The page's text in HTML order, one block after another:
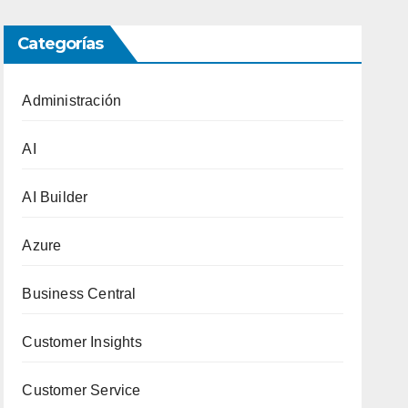
Categorías
Administración
AI
AI Builder
Azure
Business Central
Customer Insights
Customer Service